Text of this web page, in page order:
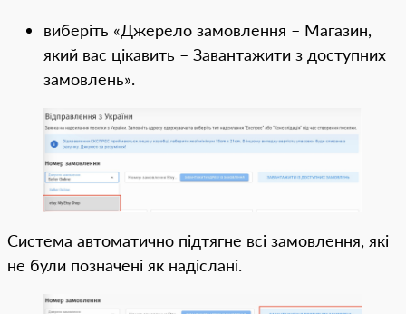
виберіть «Джерело замовлення – Магазин,
який вас цікавить – Завантажити з доступних
замовлень».
Система автоматично підтягне всі замовлення, які
не були позначені як надіслані.